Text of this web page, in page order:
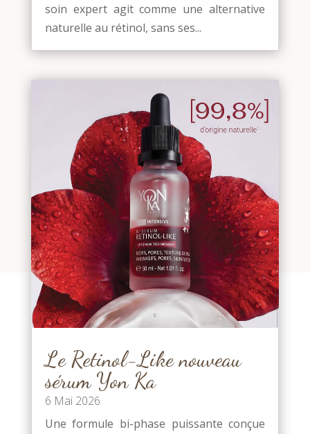
soin expert agit comme une alternative
naturelle au rétinol, sans ses...
Le Retinol-Like nouveau
sérum Yon Ka
6 Mai 2026
Une formule bi-phase puissante conçue